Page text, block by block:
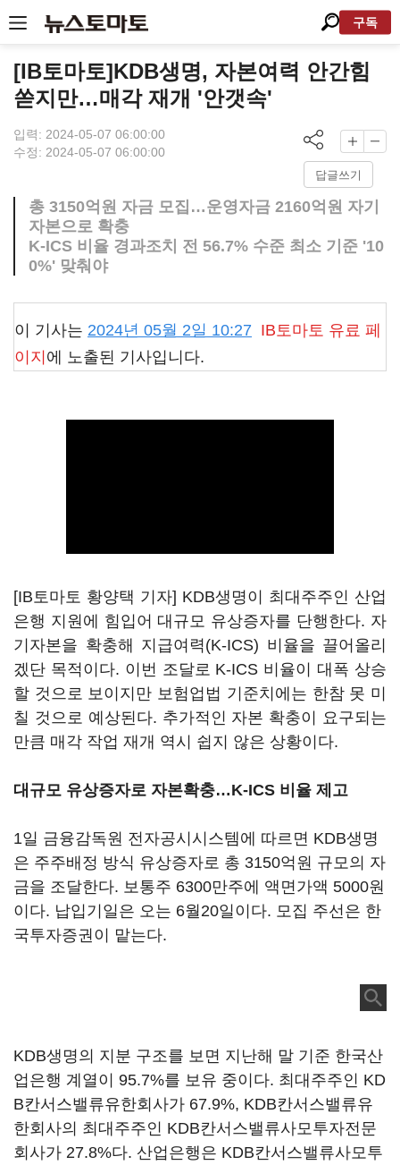
구독
[IB토마토]KDB생명, 자본여력 안간힘
쏟지만…매각 재개 '안갯속'
입력: 2024-05-07 06:00:00
수정: 2024-05-07 06:00:00
답글쓰기
총 3150억원 자금 모집…운영자금 2160억원 자기
자본으로 확충
K-ICS 비율 경과조치 전 56.7% 수준 최소 기준 '10
0%' 맞춰야
이 기사는 2024년 05월 2일 10:27 IB토마토 유료 페
이지 에 노출된 기사입니다.
[IB토마토 황양택 기자] KDB생명이 최대주주인 산업
은행 지원에 힘입어 대규모 유상증자를 단행한다. 자
기자본을 확충해 지급여력(K-ICS) 비율을 끌어올리
겠단 목적이다. 이번 조달로 K-ICS 비율이 대폭 상승
할 것으로 보이지만 보험업법 기준치에는 한참 못 미
칠 것으로 예상된다. 추가적인 자본 확충이 요구되는
만큼 매각 작업 재개 역시 쉽지 않은 상황이다.
대규모 유상증자로 자본확충…K-ICS 비율 제고
1일 금융감독원 전자공시시스템에 따르면 KDB생명
은 주주배정 방식 유상증자로 총 3150억원 규모의 자
금을 조달한다. 보통주 6300만주에 액면가액 5000원
이다. 납입기일은 오는 6월20일이다. 모집 주선은 한
국투자증권이 맡는다.
KDB생명의 지분 구조를 보면 지난해 말 기준 한국산
업은행 계열이 95.7%를 보유 중이다. 최대주주인 KD
B칸서스밸류유한회사가 67.9%, KDB칸서스밸류유
한회사의 최대주주인 KDB칸서스밸류사모투자전문
회사가 27.8%다. 산업은행은 KDB칸서스밸류사모투